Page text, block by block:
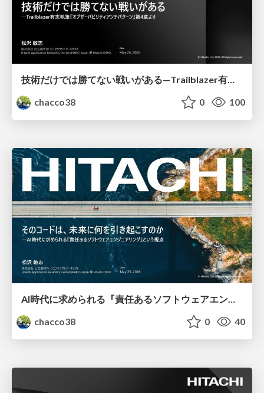
chacco38
0 100
AI時代に求められる『責任あるソフトウェアエンジニアリング』という視点
chacco38
0 40